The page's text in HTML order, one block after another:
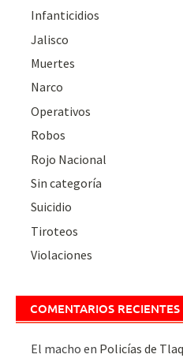
Infanticidios
Jalisco
Muertes
Narco
Operativos
Robos
Rojo Nacional
Sin categoría
Suicidio
Tiroteos
Violaciones
COMENTARIOS RECIENTES
El macho en Policías de